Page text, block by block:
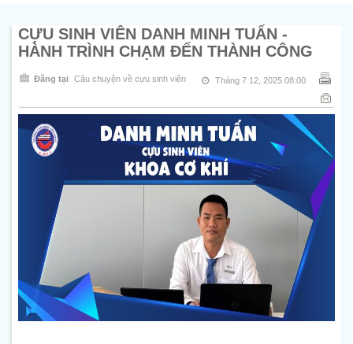
CỰU SINH VIÊN DANH MINH TUẤN -
HÀNH TRÌNH CHẠM ĐẾN THÀNH CÔNG
Đăng tại Câu chuyện về cựu sinh viên Tháng 7 12, 2025 08:00